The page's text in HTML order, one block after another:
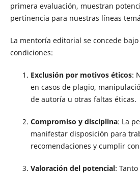
primera evaluación, muestran
pertinencia para nuestras líneas
La mentoría editorial se concede
condiciones:
Exclusión por motivos éticos:
en casos de plagio,
de autoría u otras faltas éticas.
Compromiso y disciplina: La
manifestar disposición para
recomendaciones y cumplir
Valoración del potencial: